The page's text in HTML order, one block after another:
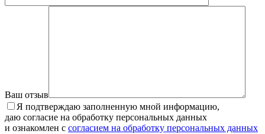
Ваш отзыв
Я подтверждаю заполненную мной информацию,
даю согласие на обработку персональных данных
и ознакомлен с согласием на обработку персональных данных